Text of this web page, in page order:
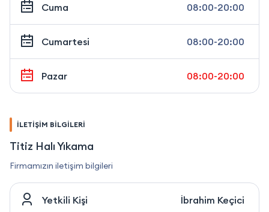
Cuma 08:00-20:00
Cumartesi 08:00-20:00
Pazar 08:00-20:00
İLETİŞİM BİLGİLERİ
Titiz Halı Yıkama
Firmamızın iletişim bilgileri
Yetkili Kişi İbrahim Keçici